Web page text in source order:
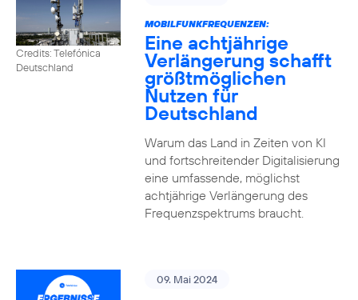
Credits: Telefónica
Deutschland
MOBILFUNKFREQUENZEN:
Eine achtjährige
Verlängerung schafft
größtmöglichen
Nutzen für
Deutschland
Warum das Land in Zeiten von KI
und fortschreitender Digitalisierung
eine umfassende, möglichst
achtjährige Verlängerung des
Frequenzspektrums braucht.
09. Mai 2024